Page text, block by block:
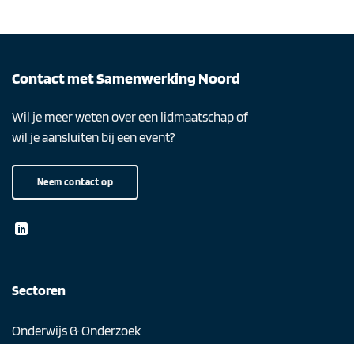
Contact met Samenwerking Noord
Wil je meer weten over een lidmaatschap of
wil je aansluiten bij een event?
Neem contact op
Sectoren
Onderwijs & Onderzoek